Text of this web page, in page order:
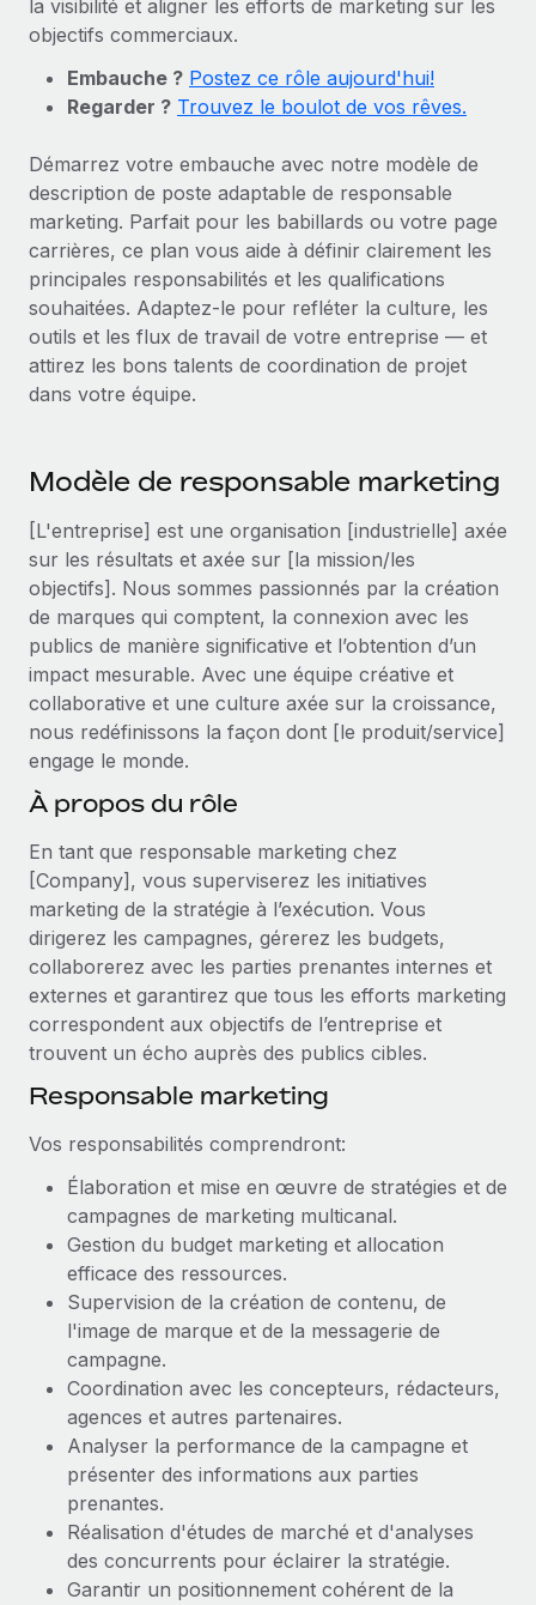
Gestion des freelances
Intégrez et gérez vos freelances partout dans le monde
PEO
Sous-traitez les opérations complexes liées à l’emploi
INFRASTRUCTURE
Intégration Remote
Intégrez vos RH aux flux de travail en toute simplicité
Plateforme
Des fonctions RH clés intégrées pour votre équipe
Connecter Nouveau
Intégrations
Rationalisez vos processus avec des outils essentiels
SERVICES
Demandez aux experts
Recevez des conseils d’experts sur les RH à
l’international et la conformité
Contrôles d’antécédents
candidats
Remote Watchtower
Gardez un temps d’avance sur les risques en
matière de conformité
Gestion des appareils
Achetez et suivez vos équipements informatiques
dans le monde entier
Création d’entité
conformité
Mobilité et déménagement international
Organisez facilement le déménagement de vos
employés
Avantages sociaux
Gérez facilement les avantages sociaux
Comparer Remote
Examinez notre service par rapport aux autres
Start-ups
Des solutions agiles et internationales pour les RH et la
paie des entreprises en pleine croissance
Entreprises intermédiaires
Développez vos équipes avec des solutions RH sur
mesure
Entreprise
Les RH à l’international pour les grandes entreprises
TRAVAILLONS ENSEMBLE
Partenaires stratégiques de la tech
Intégrez les RH à l’international de manière flexible
Devenir partenaire
Explorez avec nous vos opportunités de partenariat
Remote Build
Bientôt disponible
Conseil en intégrations et automatisations assistées par
l’IA
ÉTUDES DE CAS
pays
Calculateur de paiement des freelances
Découvrez les devises disponibles et les vitesses de
APPRENDRE AVEC REMOTE
Recherche et guides
Études de cas
Glossaire RH
Checklists et modèles
Webinaires
Événements
Salle de presse
Données sur les salaires et les talents
Centre de ressources
Obtenir de l’aide
Voir toutes les ressources
Paie multipays
EOR et PEO
Gestion des freelances
Taxes
Explorer le blog
BLOG
Mises à jour des produits de Remote :
Intégrations Gusto et Xero et Gestion des
freelances Plus
Remote a toujours pour mission d'aider les entreprises de
toute taille à embaucher, gérer et payer...
En savoir plus
Comment Phiture gère ses 55 employés
répartis dans 19 pays grâce à Remote
croissance mobile internationale, encourage les...
Nederlands
Français
Deutsch
Español
Italiano
Português (Portugal)
日本語
Connexion
la visibilité et aligner les efforts de marketing sur les
objectifs commerciaux.
Embauche ? Postez ce rôle aujourd'hui!
Regarder ? Trouvez le boulot de vos rêves.
Démarrez votre embauche avec notre modèle de
description de poste adaptable de responsable
marketing. Parfait pour les babillards ou votre page
carrières, ce plan vous aide à définir clairement les
principales responsabilités et les qualifications
souhaitées. Adaptez-le pour refléter la culture, les
outils et les flux de travail de votre entreprise — et
attirez les bons talents de coordination de projet
dans votre équipe.
Modèle de responsable marketing
[L'entreprise] est une organisation [industrielle] axée
sur les résultats et axée sur [la mission/les
objectifs]. Nous sommes passionnés par la création
de marques qui comptent, la connexion avec les
publics de manière significative et l’obtention d’un
impact mesurable. Avec une équipe créative et
collaborative et une culture axée sur la croissance,
nous redéfinissons la façon dont [le produit/service]
engage le monde.
À propos du rôle
En tant que responsable marketing chez
[Company], vous superviserez les initiatives
marketing de la stratégie à l’exécution. Vous
dirigerez les campagnes, gérerez les budgets,
collaborerez avec les parties prenantes internes et
externes et garantirez que tous les efforts marketing
correspondent aux objectifs de l’entreprise et
trouvent un écho auprès des publics cibles.
Responsable marketing
Vos responsabilités comprendront:
Élaboration et mise en œuvre de stratégies et de
campagnes de marketing multicanal.
Gestion du budget marketing et allocation
efficace des ressources.
Supervision de la création de contenu, de
l'image de marque et de la messagerie de
campagne.
Coordination avec les concepteurs, rédacteurs,
agences et autres partenaires.
Analyser la performance de la campagne et
présenter des informations aux parties
prenantes.
Réalisation d'études de marché et d'analyses
des concurrents pour éclairer la stratégie.
Garantir un positionnement cohérent de la